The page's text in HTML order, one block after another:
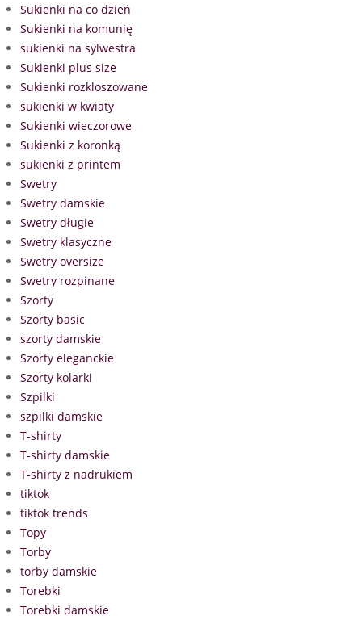
Sukienki na co dzień
Sukienki na komunię
sukienki na sylwestra
Sukienki plus size
Sukienki rozkloszowane
sukienki w kwiaty
Sukienki wieczorowe
Sukienki z koronką
sukienki z printem
Swetry
Swetry damskie
Swetry długie
Swetry klasyczne
Swetry oversize
Swetry rozpinane
Szorty
Szorty basic
szorty damskie
Szorty eleganckie
Szorty kolarki
Szpilki
szpilki damskie
T-shirty
T-shirty damskie
T-shirty z nadrukiem
tiktok
tiktok trends
Topy
Torby
torby damskie
Torebki
Torebki damskie